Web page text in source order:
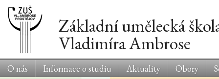
Základní umělecká
Vladimíra Ambrose
O nás Informace o studiu Aktuality Obory